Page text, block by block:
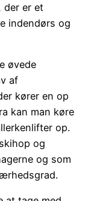
der er et
indendørs og
øvede
af
kører en op
kan man køre
op.
og
og som